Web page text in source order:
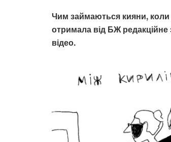
Чим займаються кияни, коли
отримала від БЖ
відео.